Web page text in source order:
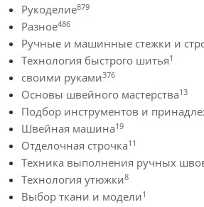
Рукоделие879
Разное486
Ручные и машинные стежки и
Технология быстрого шитья1
своими руками376
Основы швейного мастерства13
Подбор инструментов и
Швейная машина19
Отделочная строчка11
Техника выполнения ручных
Технология утюжки8
Выбор ткани и модели1